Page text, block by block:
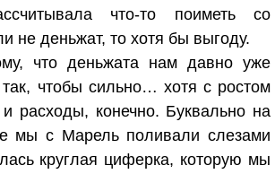
что-то поиметь со
не деньжат, то хотя бы выгоду.
что деньжата нам давно уже
чтобы сильно… хотя с ростом
и расходы, конечно. Буквально на
мы с Марель поливали слезами
круглая циферка, которую мы